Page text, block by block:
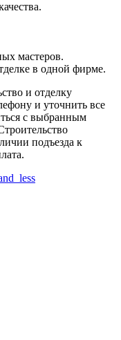
мастеров.
в одной фирме.
и отделку
и уточнить все
с выбранным
подъезда к